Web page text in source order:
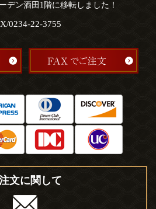
デン酒田1階に移転しました！
0234-22-3755
文に関して